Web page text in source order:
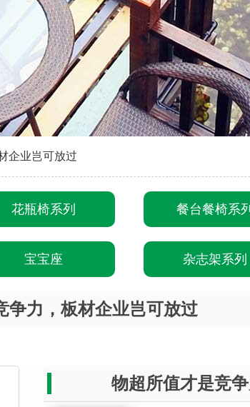
企业岂可放过
花瓶椅系列 餐台餐椅系列
宝宝座 杂志架系列
争力，板材企业岂可放过
物超所值才是竞